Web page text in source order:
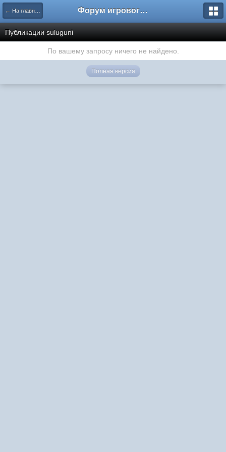
← На главную Форум игрового проекта Riverrise
Публикации suluguni
По вашему запросу ничего не найдено.
Полная версия